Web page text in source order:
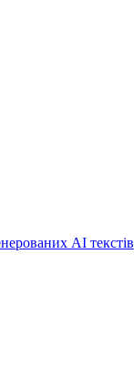
АІ текстів